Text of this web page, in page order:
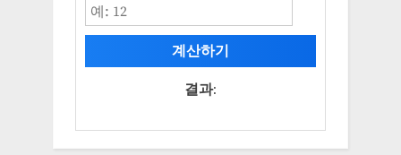
계산하기
결과: